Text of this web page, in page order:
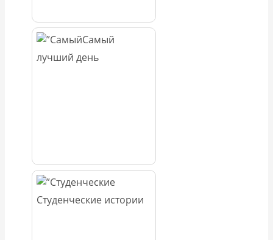
Самый
лучший день
Студенческие истории